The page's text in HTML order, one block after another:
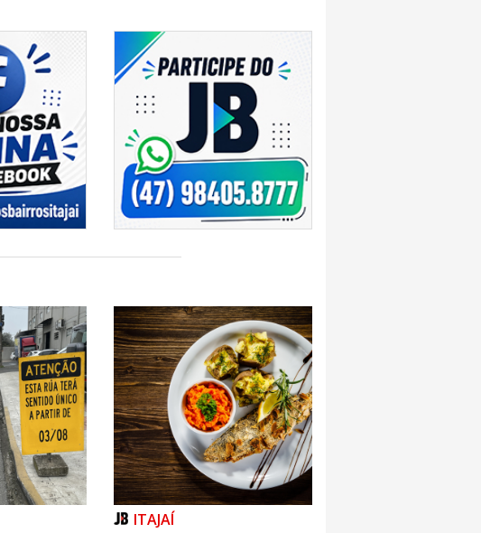
06/08/2026 | 07:00
Camboriú: exposição de arte transforma o Paço Municipal
em um espaço de cultura
ITAJAÍ